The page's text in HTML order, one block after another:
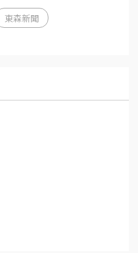
東森新聞